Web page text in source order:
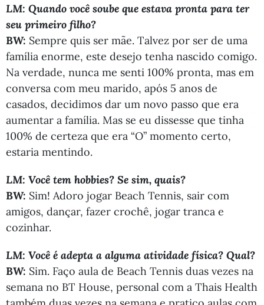
LM: Quando você soube que estava pronta para ter
seu primeiro filho?
BW: Sempre quis ser mãe. Talvez por ser de uma
família enorme, este desejo tenha nascido comigo.
Na verdade, nunca me senti 100% pronta, mas em
conversa com meu marido, após 5 anos de
casados, decidimos dar um novo passo que era
aumentar a família. Mas se eu dissesse que tinha
100% de certeza que era “O” momento certo,
estaria mentindo.
LM: Você tem hobbies? Se sim, quais?
BW: Sim! Adoro jogar Beach Tennis, sair com
amigos, dançar, fazer crochê, jogar tranca e
cozinhar.
LM: Você é adepta a alguma atividade física? Qual?
BW: Sim. Faço aula de Beach Tennis duas vezes na
semana no BT House, personal com a Thais Health